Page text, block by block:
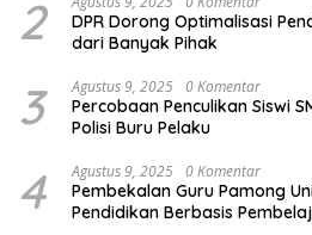
2
DPR Dorong Optimalisasi
dari Banyak Pihak
3 Agustus 9, 2025 0 Komentar
Percobaan Penculikan Siswi
Polisi Buru Pelaku
4 Agustus 9, 2025 0 Komentar
Pembekalan Guru Pamong
Pendidikan Berbasis